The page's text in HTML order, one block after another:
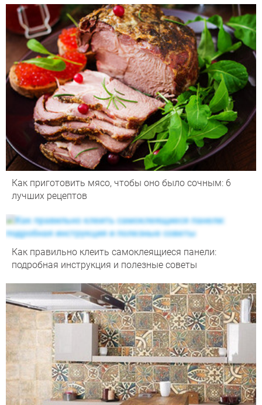
Как приготовить мясо, чтобы оно было сочным: 6
лучших рецептов
Как правильно клеить самоклеящиеся панели:
подробная инструкция и полезные советы